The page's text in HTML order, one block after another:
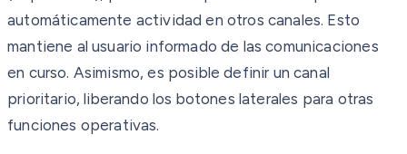
automáticamente actividad en otros canales. Esto
mantiene al usuario informado de las comunicaciones
en curso. Asimismo, es posible definir un canal
prioritario, liberando los botones laterales para otras
funciones operativas.